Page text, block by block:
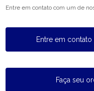
Entre em contato com um de
Entre em
Faça seu